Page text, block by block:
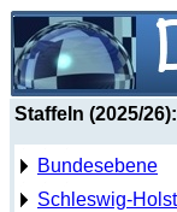
Staffeln (2025/26):
Bundesebene
Schleswig-